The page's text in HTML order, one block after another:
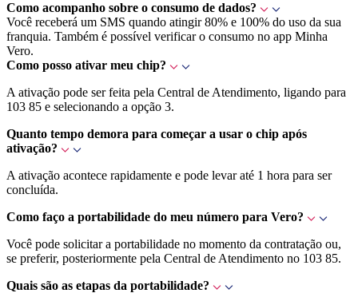
Como acompanho sobre o consumo de dados?
Você receberá um SMS quando atingir 80% e 100% do uso da sua
franquia. Também é possível verificar o consumo no app Minha
Vero.
Como posso ativar meu chip?
A ativação pode ser feita pela Central de Atendimento, ligando para
103 85 e selecionando a opção 3.
Quanto tempo demora para começar a usar o chip após
ativação?
A ativação acontece rapidamente e pode levar até 1 hora para ser
concluída.
Como faço a portabilidade do meu número para Vero?
Você pode solicitar a portabilidade no momento da contratação ou,
se preferir, posteriormente pela Central de Atendimento no 103 85.
Quais são as etapas da portabilidade?